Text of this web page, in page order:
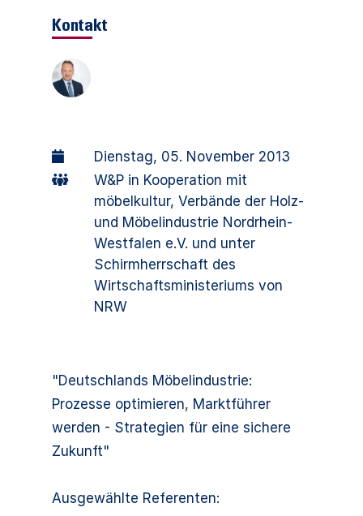
Dienstag, 05. November 2013
W&P in Kooperation mit
möbelkultur, Verbände der Holz-
und Möbelindustrie Nordrhein-
Westfalen e.V. und unter
Schirmherrschaft des
Wirtschaftsministeriums von
NRW
"Deutschlands Möbelindustrie:
Prozesse optimieren, Marktführer
werden - Strategien für eine sichere
Zukunft"
Ausgewählte Referenten:
Kontakt